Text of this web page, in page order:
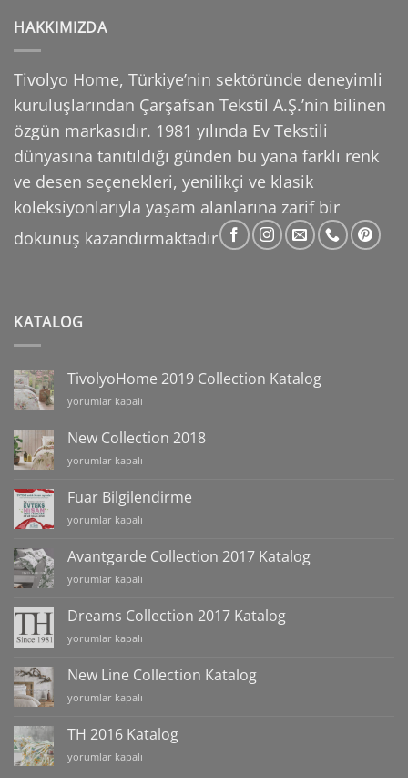
HAKKIMIZDA
Tivolyo Home, Türkiye’nin sektöründe deneyimli
kuruluşlarından Çarşafsan Tekstil A.Ş.’nin bilinen
özgün markasıdır. 1981 yılında Ev Tekstili
dünyasına tanıtıldığı günden bu yana farklı renk
ve desen seçenekleri, yenilikçi ve klasik
koleksiyonlarıyla yaşam alanlarına zarif bir
dokunuş kazandırmaktadır
KATALOG
TivolyoHome 2019 Collection Katalog
TivolyoHome
Collection
Katalog
için
yorumlar kapalı
New Collection 2018
New
2018
için
yorumlar kapalı
Fuar Bilgilendirme
Fuar
için
yorumlar kapalı
Avantgarde Collection 2017 Katalog
Avantgarde
2017
Katalog
için
yorumlar kapalı
Dreams Collection 2017 Katalog
Dreams
2017
Katalog
için
yorumlar kapalı
New Line Collection Katalog
New
Collection
Katalog
için
yorumlar kapalı
TH 2016 Katalog
TH
yorumlar kapalı